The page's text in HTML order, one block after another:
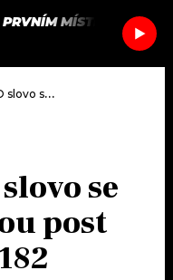
JAK
SEZNAM.CZ
MÍSTĚ
post punku i Blink 182
se
post